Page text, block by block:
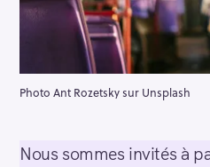
Photo Ant Rozetsky sur Unsplash
Nous sommes invités à